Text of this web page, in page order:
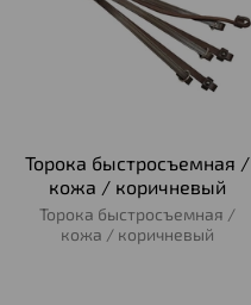
Торока быстросъемная /
кожа / коричневый
Торока быстросъемная /
кожа / коричневый